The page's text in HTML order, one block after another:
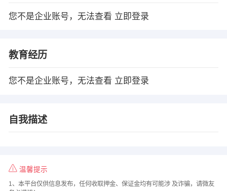
您不是企业账号，无法查看 立即登录
教育经历
您不是企业账号，无法查看 立即登录
自我描述
温馨提示
1、本平台仅供信息发布，任何收取押金、保证金均有可能涉 及诈骗，请微友